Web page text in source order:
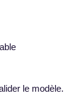
le modèle.